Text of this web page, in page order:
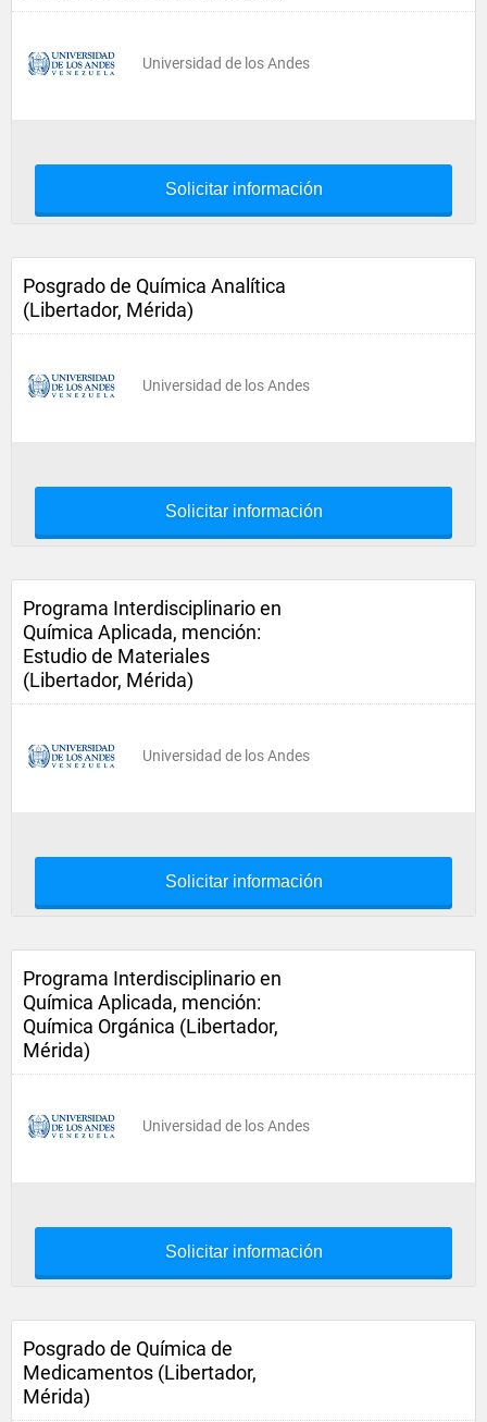
Universidad de los Andes
Solicitar información
Posgrado de Química Analítica
(Libertador, Mérida)
Universidad de los Andes
Solicitar información
Programa Interdisciplinario en
Química Aplicada, mención:
Estudio de Materiales
(Libertador, Mérida)
Universidad de los Andes
Solicitar información
Programa Interdisciplinario en
Química Aplicada, mención:
Química Orgánica (Libertador,
Mérida)
Universidad de los Andes
Solicitar información
Posgrado de Química de
Medicamentos (Libertador,
Mérida)